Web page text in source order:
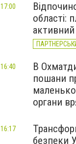
області:
17:00
В
пошани
органи
16:40
безпеки
16:17